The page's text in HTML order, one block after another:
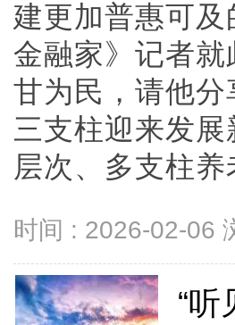
建更加普惠可
金融家》记者
甘为民，请他
三支柱迎来发展
层次、多支柱
时间 : 2026-02-06
“听